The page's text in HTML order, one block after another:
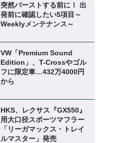
突然バーストする前に！ 出
発前に確認したい5項目～
Weeklyメンテナンス～
VW「Premium Sound
Edition」、T-Crossやゴル
フに限定車…432万4000円
から
HKS、レクサス『GX550』
用大口径スポーツマフラー
「リーガマックス・トレイ
ルマスター」発売